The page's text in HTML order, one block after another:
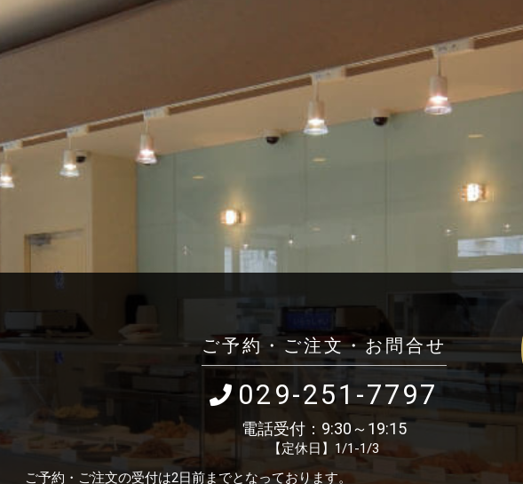
ご予約・ご注文・お問合せ
029-251-7797
電話受付：9:30～19:15
【定休日】1/1-1/3
ご予約・ご注文の受付は2日前までとなっております。